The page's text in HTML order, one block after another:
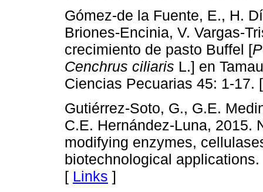
Gómez-de la Fuente, E., H.
Briones-Encinia, V. Vargas-
crecimiento de pasto Buffel [
Cenchrus ciliaris L.] en
Ciencias Pecuarias 45: 1-17.
Gutiérrez-Soto, G., G.E.
C.E. Hernández-Luna, 2015.
modifying enzymes,
biotechnological
[ Links ]